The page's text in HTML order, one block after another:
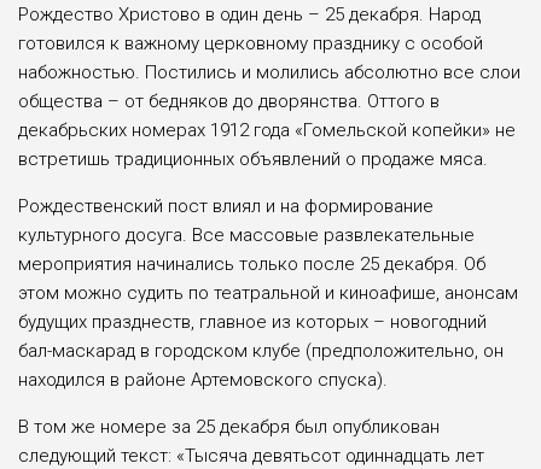
Рождество Христово в один день – 25 декабря. Народ
готовился к важному церковному празднику с особой
набожностью. Постились и молились абсолютно все слои
общества – от бедняков до дворянства. Оттого в
декабрьских номерах 1912 года «Гомельской копейки» не
встретишь традиционных объявлений о продаже мяса.
Рождественский пост влиял и на формирование
культурного досуга. Все массовые развлекательные
мероприятия начинались только после 25 декабря. Об
этом можно судить по театральной и киноафише, анонсам
будущих празднеств, главное из которых – новогодний
бал-маскарад в городском клубе (предположительно, он
находился в районе Артемовского спуска).
В том же номере за 25 декабря был опубликован
следующий текст: «Тысяча девятьсот одиннадцать лет